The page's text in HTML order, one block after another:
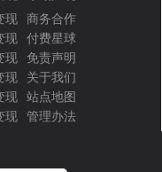
现
现
现
现
现
现
商务合作
付费星球
免责声明
关于我们
站点地图
管理办法